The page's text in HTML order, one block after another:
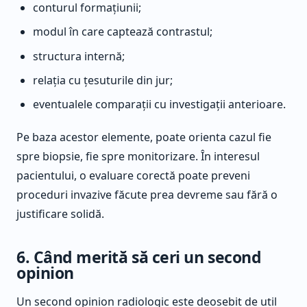
conturul formațiunii;
modul în care captează contrastul;
structura internă;
relația cu țesuturile din jur;
eventualele comparații cu investigații anterioare.
Pe baza acestor elemente, poate orienta cazul fie
spre biopsie, fie spre monitorizare. În interesul
pacientului, o evaluare corectă poate preveni
proceduri invazive făcute prea devreme sau fără o
justificare solidă.
6. Când merită să ceri un second
opinion
Un second opinion radiologic este deosebit de util